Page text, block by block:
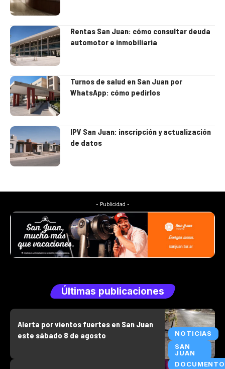
Rentas San Juan: cómo consultar deuda
automotor e inmobiliaria
Turnos de salud en San Juan por
WhatsApp: cómo pedirlos
IPV San Juan: inscripción y actualización
de datos
- Publicidad -
Últimas publicaciones
NOTICIAS
SAN
JUAN
Alerta por vientos fuertes en San Juan
este sábado 8 de agosto